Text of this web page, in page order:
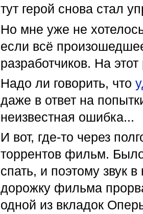
тут герой снова стал
Но мне уже не
если всё
разработчиков. На
Надо ли говорить, что
даже в ответ на
неизвестная ошибка...
И вот, где-то через
торрентов фильм.
спать, и поэтому звук
дорожку фильма
одной из вкладок